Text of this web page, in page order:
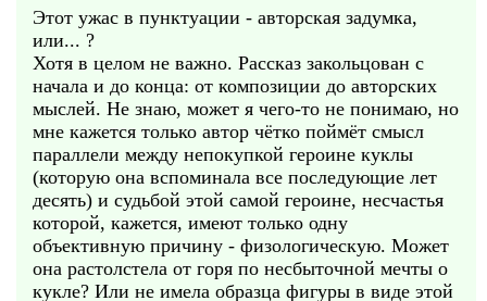
Этот ужас в пунктуации - авторская задумка,
или... ?
Хотя в целом не важно. Рассказ закольцован с
начала и до конца: от композиции до авторских
мыслей. Не знаю, может я чего-то не понимаю, но
мне кажется только автор чётко поймёт смысл
параллели между непокупкой героине куклы
(которую она вспоминала все последующие лет
десять) и судьбой этой самой героине, несчастья
которой, кажется, имеют только одну
объективную причину - физологическую. Может
она растолстела от горя по несбыточной мечты о
кукле? Или не имела образца фигуры в виде этой